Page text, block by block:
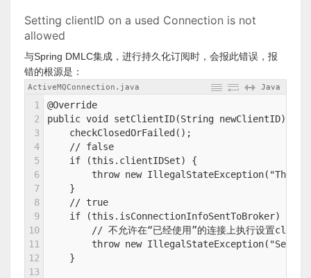
Setting clientID on a used Connection is not
allowed
与Spring DMLC集成，进行持久化订阅时，会报此错误，报
错的根源是：
ActiveMQConnection.java Java
1
2
3
4
5
6
7
8
9
10
11
12
13
@Override
public void setClientID(String newClientID)
checkClosedOrFailed();
// false
if (this.clientIDSet) {
throw new IllegalStateException("The
}
// true
if (this.isConnectionInfoSentToBroker) {
// 不允许在“已经使用”的连接上执行设置
throw new IllegalStateException("Setting
}